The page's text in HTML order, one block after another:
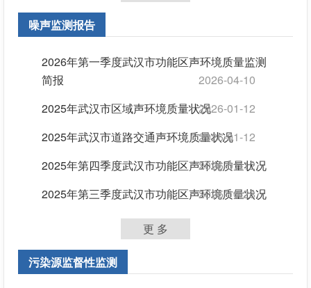
噪声监测报告
2026年第一季度武汉市功能区声环境质量监测
简报
2026-04-10
2025年武汉市区域声环境质量状况2026-01-12
2025年武汉市道路交通声环境质量状况
2026-01-12
2025年第四季度武汉市功能区声环境质量状况
2026-01-12
2025年第三季度武汉市功能区声环境质量状况
2025-10-28
更 多
污染源监督性监测